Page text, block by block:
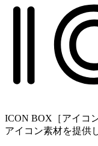
ICON BOX［アイコ
アイコン素材を提供